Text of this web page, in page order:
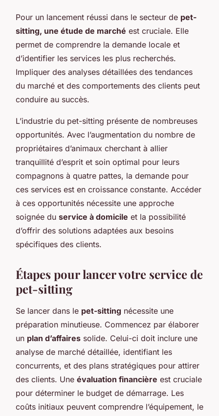
Pour un lancement réussi dans le secteur de pet-
sitting, une étude de marché est cruciale. Elle
permet de comprendre la demande locale et
d’identifier les services les plus recherchés.
Impliquer des analyses détaillées des tendances
du marché et des comportements des clients peut
conduire au succès.
L’industrie du pet-sitting présente de nombreuses
opportunités. Avec l’augmentation du nombre de
propriétaires d’animaux cherchant à allier
tranquillité d’esprit et soin optimal pour leurs
compagnons à quatre pattes, la demande pour
ces services est en croissance constante. Accéder
à ces opportunités nécessite une approche
soignée du service à domicile et la possibilité
d’offrir des solutions adaptées aux besoins
spécifiques des clients.
Étapes pour lancer votre service de
pet-sitting
Se lancer dans le pet-sitting nécessite une
préparation minutieuse. Commencez par élaborer
un plan d’affaires solide. Celui-ci doit inclure une
analyse de marché détaillée, identifiant les
concurrents, et des plans stratégiques pour attirer
des clients. Une évaluation financière est cruciale
pour déterminer le budget de démarrage. Les
coûts initiaux peuvent comprendre l’équipement, le